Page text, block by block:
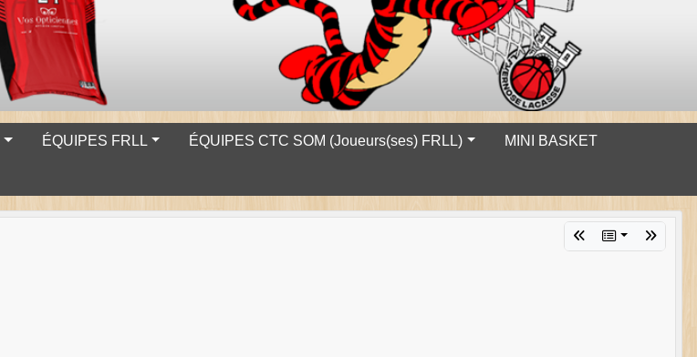
ÉQUIPES FRLL ÉQUIPES CTC SOM (Joueurs(ses) FRLL) MINI BASKET